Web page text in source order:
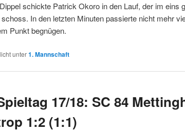
schickte Patrick Okoro in den Lauf, der im eins
In den letzten Minuten passierte nicht mehr
Punkt begnügen.
unter1. Mannschaft
17/18: SC 84
1:2 (1:1)